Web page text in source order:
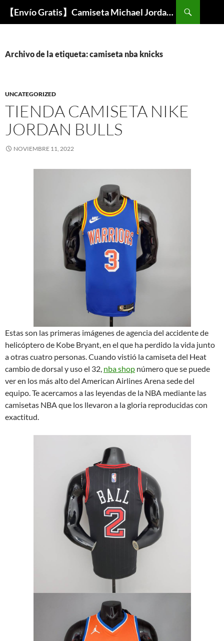
【Envío Gratis】Camiseta Michael Jordan NBA Barata
Buscar
Archivo de la etiqueta: camiseta nba knicks
UNCATEGORIZED
TIENDA CAMISETA NIKE
JORDAN BULLS
NOVIEMBRE 11, 2022
Estas son las primeras imágenes de agencia del accidente de
helicóptero de Kobe Bryant, en el que ha perdido la vida junto
a otras cuatro personas. Cuando vistió la camiseta del Heat
cambio de dorsal y uso el 32, nba shop número que se puede
ver en los más alto del American Airlines Arena sede del
equipo. Te acercamos a las leyendas de la NBA mediante las
camisetas NBA que los llevaron a la gloria reproducidas con
exactitud.